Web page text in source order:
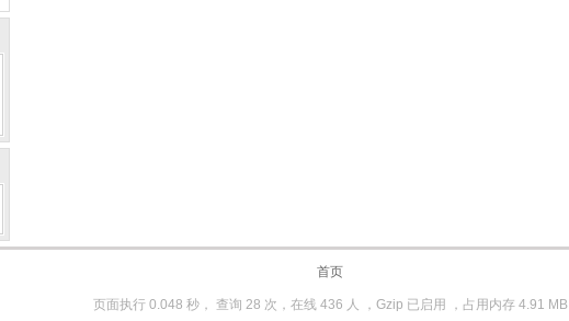
首页
页面执行 0.048 秒， 查询 28 次，在线 436 人 ，Gzip 已启用 ，占用内存 4.91 MB